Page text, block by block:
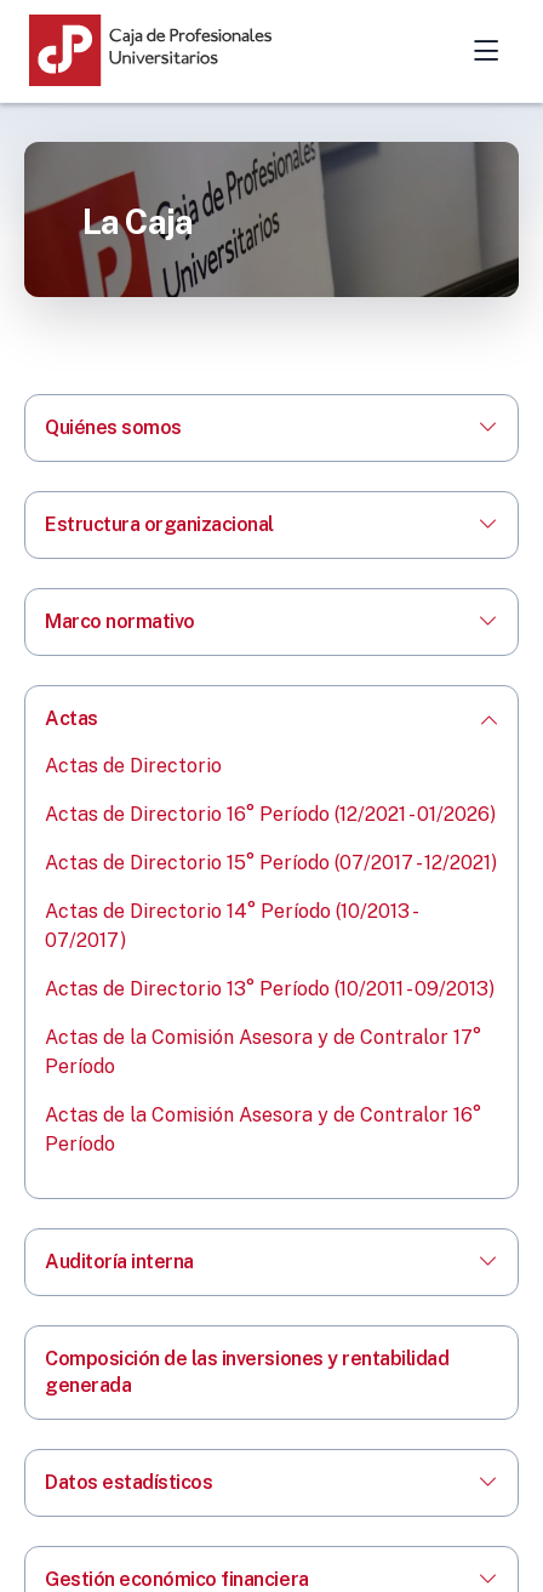
La Caja
Quiénes somos
Estructura organizacional
Marco normativo
Actas
Actas de Directorio
Actas de Directorio 16° Período (12/2021 - 01/2026)
Actas de Directorio 15° Período (07/2017 - 12/2021)
Actas de Directorio 14° Período (10/2013 -
07/2017)
Actas de Directorio 13° Período (10/2011 - 09/2013)
Actas de la Comisión Asesora y de Contralor 17°
Período
Actas de la Comisión Asesora y de Contralor 16°
Período
Auditoría interna
Composición de las inversiones y rentabilidad
generada
Datos estadísticos
Gestión económico financiera